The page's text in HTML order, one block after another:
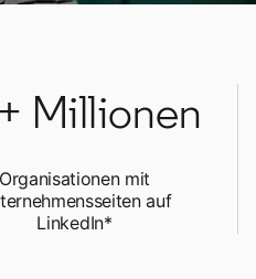
Millionen
Organisationen mit
auf
LinkedIn*